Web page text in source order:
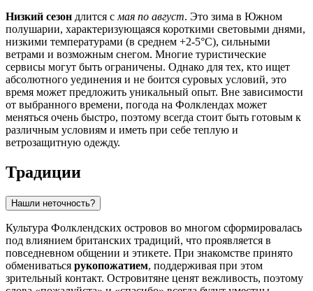
Низкий сезон длится с мая по август. Это зима в Южном
полушарии, характеризующаяся короткими световыми днями,
низкими температурами (в среднем +2-5°C), сильными
ветрами и возможным снегом. Многие туристические
сервисы могут быть ограничены. Однако для тех, кто ищет
абсолютного уединения и не боится суровых условий, это
время может предложить уникальный опыт. Вне зависимости
от выбранного времени, погода на Фолклендах может
меняться очень быстро, поэтому всегда стоит быть готовым к
различным условиям и иметь при себе теплую и
ветрозащитную одежду.
Традиции
Нашли неточность?
Культура Фолклендских островов во многом сформировалась
под влиянием британских традиций, что проявляется в
повседневном общении и этикете. При знакомстве принято
обмениваться рукопожатием, поддерживая при этом
зрительный контакт. Островитяне ценят вежливость, поэтому